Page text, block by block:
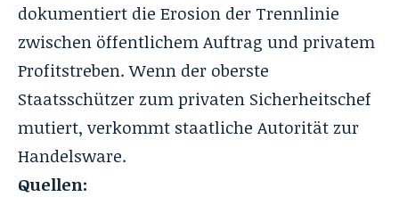
dokumentiert die Erosion der Trennlinie
zwischen öffentlichem Auftrag und privatem
Profitstreben. Wenn der oberste
Staatsschützer zum privaten Sicherheitschef
mutiert, verkommt staatliche Autorität zur
Handelsware.
Quellen: